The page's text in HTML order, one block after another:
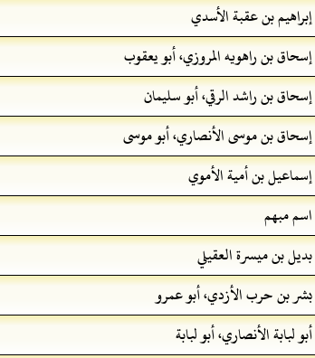
إبراهيم بن عقبة الأسدي
إسحاق بن راهويه المروزي، أبو يعقوب
إسحاق بن راشد الرقي، أبو سليمان
إسحاق بن موسى الأنصاري، أبو موسى
إسماعيل بن أمية الأموي
اسم مبهم
بديل بن ميسرة العقيلي
بشر بن حرب الأزدي، أبو عمرو
أبو لبابة الأنصاري، أبو لبابة